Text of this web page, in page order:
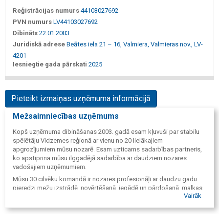
Reģistrācijas numurs 44103027692
PVN numurs LV44103027692
Dibināts 22.01.2003
Juridiskā adrese Beātes iela 21 – 16, Valmiera, Valmieras nov., LV-
4201
Iesniegtie gada pārskati 2025
Pieteikt izmaiņas uzņēmuma informācijā
Mežsaimniecības uzņēmums
Kopš uzņēmuma dibināšanas 2003. gadā esam kļuvuši par stabilu
spēlētāju Vidzemes reģionā ar vienu no 20 lielākajiem
apgrozījumiem mūsu nozarē. Esam uzticams sadarbības partneris,
ko apstiprina mūsu ilggadējā sadarbība ar daudziem nozares
vadošajiem uzņēmumiem.
Mūsu 30 cilvēku komandā ir nozares profesionāļi ar daudzu gadu
pieredzi mežu izstrādē, novērtēšanā, iegādē un pārdošanā, malkas
Vairāk